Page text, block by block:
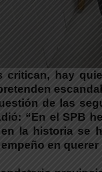
critican, hay
de las
“En el SPB
la historia se
en